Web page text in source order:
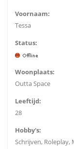
Voornaam:
Tessa
Status:
Woonplaats:
Outta Space
Leeftijd:
28
Hobby's:
Schrijven, Roleplay,